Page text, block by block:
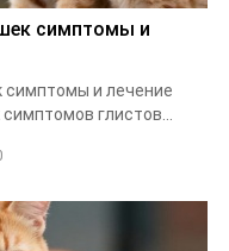
симптомы и
симптомы и лечение
глистов...